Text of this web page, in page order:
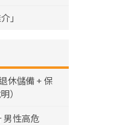
」
休儲備 + 保
）
男性高危